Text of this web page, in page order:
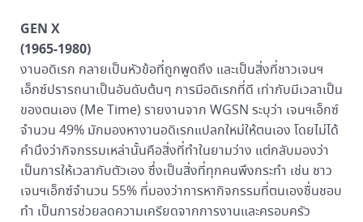
GEN X
(1965-1980)
งานอดิเรก กลายเป็นหัวข้อที่ถูกพูดถึง และเป็นสิ่งที่ชาวเจนฯ
เอ็กซ์ปรารถนาเป็นอันดับต้นๆ การมีอดิเรกที่ดี เท่ากับมีเวลาเป็น
ของตนเอง (Me Time) รายงานจาก WGSN ระบุว่า เจนฯเอ็กซ์
จำนวน 49% มักมองหางานอดิเรกแปลกใหม่ให้ตนเอง โดยไม่ได้
คำนึงว่ากิจกรรมเหล่านั้นคือสิ่งที่ทำในยามว่าง แต่กลับมองว่า
เป็นการให้เวลากับตัวเอง ซึ่งเป็นสิ่งที่ทุกคนพึงกระทำ เช่น ชาว
เจนฯเอ็กซ์จำนวน 55% ที่มองว่าการหากิจกรรมที่ตนเองชื่นชอบ
ทำ เป็นการช่วยลดความเครียดจากการงานและครอบครัว